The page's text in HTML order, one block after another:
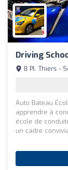
Driving
8 Pl. Thiers -
Auto Bateau
apprendre à
école de
un cadre